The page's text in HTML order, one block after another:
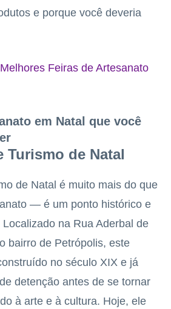
e porque você deveria
Feiras de Artesanato
em Natal que você
Turismo de Natal
de Natal é muito mais do que
— é um ponto histórico e
na Rua Aderbal de
bairro de Petrópolis, este
no século XIX e já
detenção antes de se tornar
à arte e à cultura. Hoje, ele